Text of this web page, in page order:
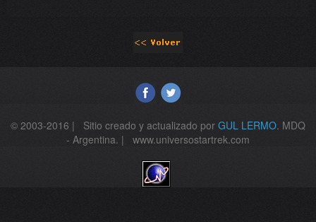
© 2003-2016 | Sitio creado y actualizado por GUL LERMO. MDQ
- Argentina. | www.universostartrek.com